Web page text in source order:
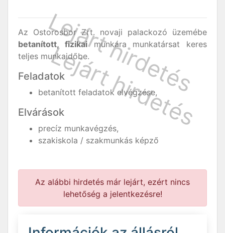
Az Ostorosbor Zrt. novaji palackozó üzemébe
betanított, fizikaimunkára munkatársat keres
teljes munkaidőbe.
Feladatok
betanított feladatok elvégzése,
Elvárások
precíz munkavégzés,
szakiskola / szakmunkás képző
Az alábbi hirdetés már lejárt, ezért nincs
lehetőség a jelentkezésre!